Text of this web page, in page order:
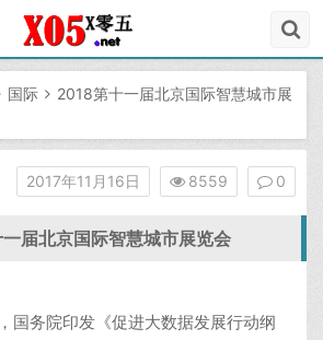
国际
2018第十一届北京国际智慧城市展
2017年11月16日 8559 0
届北京国际智慧城市展览会
务院印发《促进大数据发展行动纲